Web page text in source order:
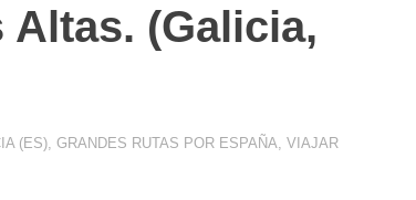
(Galicia,
(ES),GRANDES RUTAS POR ESPAÑA,VIAJAR